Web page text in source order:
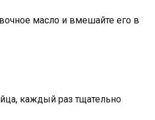
масло и вмешайте его в
каждый раз тщательно